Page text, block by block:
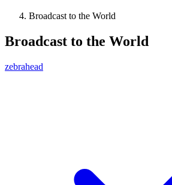
Broadcast to the World
Broadcast to the World
zebrahead